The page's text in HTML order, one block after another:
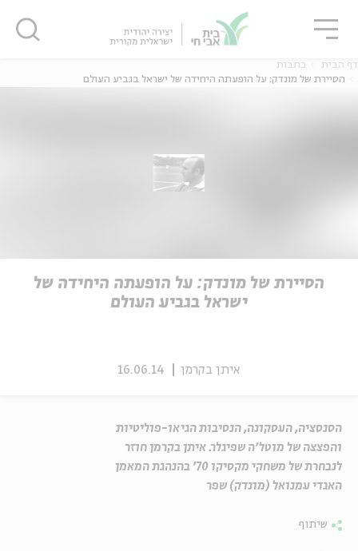
אנגלית
דף הבית
כתבות
הסיירת של מונדק: על הופעתה היחידה של ישראל בגביע העולם
הסיירת של מונדק: על הופעתה היחידה של
ישראל בגביע העולם
איתן בקרמן 16.06.14
הסנסציה, העסקונה, הנסיבות הגיאו-פוליטיות
והפצצה של מוטל'ה שפיגלר. איתן בקרמן חוזר
לנבחרת של משחקי מקסיקו 70' בהנהגת המאמן
האגדי עמנואל (מונדק) שפר
שיתוף
סגור